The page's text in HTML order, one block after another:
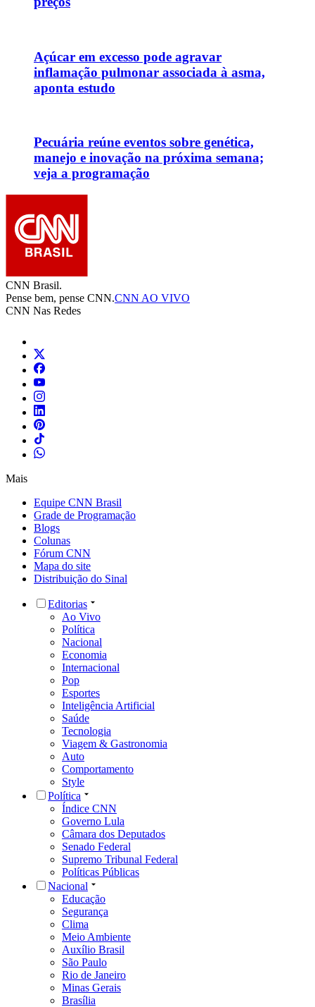
Açúcar em excesso pode agravar
inflamação pulmonar associada à asma,
aponta estudo
Pecuária reúne eventos sobre genética,
manejo e inovação na próxima semana;
veja a programação
CNN Brasil.
Pense bem, pense CNN.CNN AO VIVO
CNN Nas Redes
Mais
Equipe CNN Brasil
Grade de Programação
Blogs
Colunas
Fórum CNN
Mapa do site
Distribuição do Sinal
Editorias
Ao Vivo
Política
Nacional
Economia
Internacional
Pop
Esportes
Inteligência Artificial
Saúde
Tecnologia
Viagem & Gastronomia
Auto
Comportamento
Style
Política
Índice CNN
Governo Lula
Câmara dos Deputados
Senado Federal
Supremo Tribunal Federal
Políticas Públicas
Nacional
Educação
Segurança
Clima
Meio Ambiente
Auxílio Brasil
São Paulo
Rio de Janeiro
Minas Gerais
Brasília